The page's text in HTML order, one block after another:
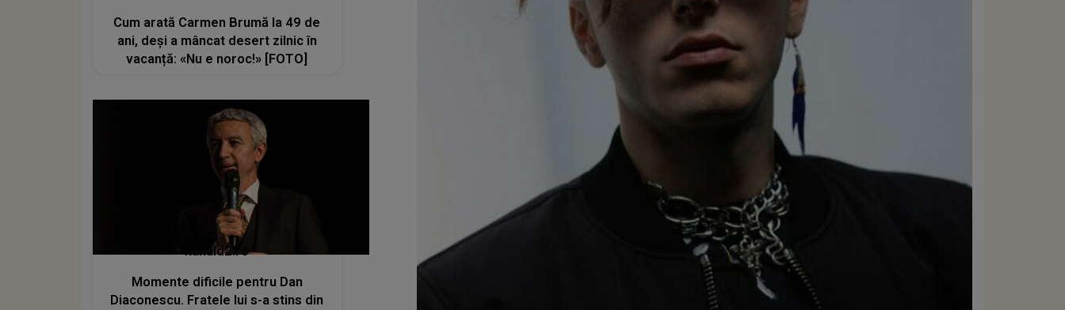
Cum arată Carmen Brumă la 49 de
ani, deși a mâncat desert zilnic în
vacanță: «Nu e noroc!» [FOTO]
kanald2.ro
Momente dificile pentru Dan
Diaconescu. Fratele lui s-a stins din